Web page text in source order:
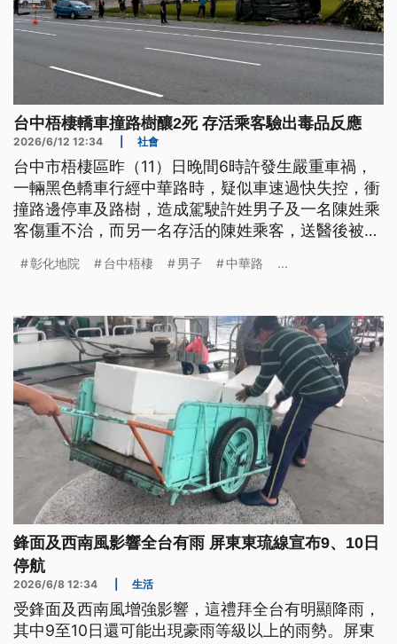
台中梧棲轎車撞路樹釀2死 存活乘客驗出毒品反應
2026/6/12 12:34 社會
台中市梧棲區昨（11）日晚間6時許發生嚴重車禍，
一輛黑色轎車行經中華路時，疑似車速過快失控，衝
撞路邊停車及路樹，造成駕駛許姓男子及一名陳姓乘
客傷重不治，而另一名存活的陳姓乘客，送醫後被驗
否涉及毒駕。另外彰化埔鹽分駐所的陳姓所長遭施姓
回更裁後，彰化地院今（12）日上午重開羈押庭，裁
定將施姓男子准予預防性羈押。
彰化地院 台中梧棲 男子 中華路 ...
鋒面及西南風影響全台有雨 屏東東琉線宣布9、10日
停航
2026/6/8 12:34 生活
受鋒面及西南風增強影響，這禮拜全台有明顯降雨，
其中9至10日還可能出現豪雨等級以上的雨勢。屏東